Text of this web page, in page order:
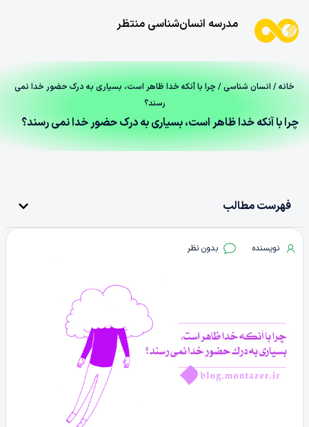
مدرسه انسان‌شناسی منتظر
خانه/ انسان شناسی/ چرا با آنکه خدا ظاهر است، بسیاری به درک حضور خدا نمی
رسند؟
چرا با آنکه خدا ظاهر است، بسیاری به درک حضور خدا نمی رسند؟
فهرست مطالب
نویسنده بدون نظر